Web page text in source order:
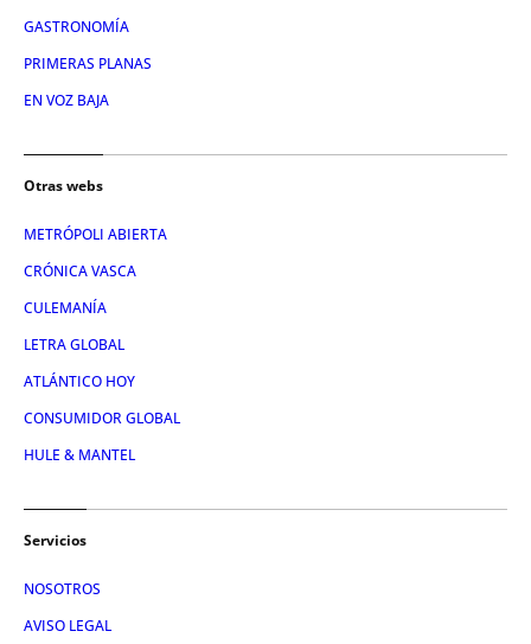
GASTRONOMÍA
PRIMERAS PLANAS
EN VOZ BAJA
Otras webs
METRÓPOLI ABIERTA
CRÓNICA VASCA
CULEMANÍA
LETRA GLOBAL
ATLÁNTICO HOY
CONSUMIDOR GLOBAL
HULE & MANTEL
Servicios
NOSOTROS
AVISO LEGAL